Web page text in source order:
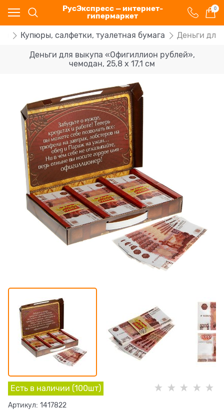
РусЭкспресс — интернет-
гипермаркет
0
Купюры, салфетки, туалетная бумага Деньги для
Деньги для выкупа «Офигиллион рублей»,
чемодан, 25,8 х 17,1 см
Есть в наличии (100шт)
Артикул: 1417822